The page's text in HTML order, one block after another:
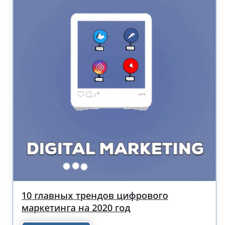
10 главных трендов цифрового
маркетинга на 2020 год